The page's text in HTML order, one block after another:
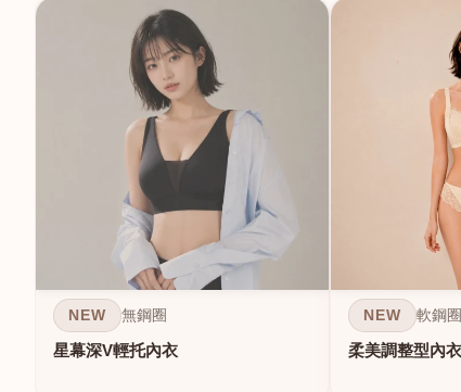
NEW 無鋼圈
星幕深V輕托內衣
NEW 軟鋼
柔美調整型內衣